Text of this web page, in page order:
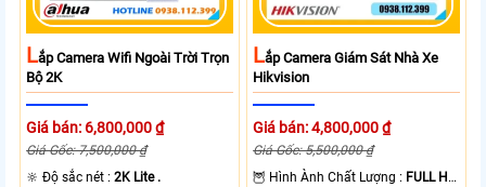
LẮp Camera Wifi Ngoài Trời Trọn
Bộ 2K
Giá bán: 6,800,000 ₫
Giá Gốc: 7,500,000 ₫
🔆 Độ sắc nét :2K Lite .
LẮp Camera Giám Sát Nhà Xe
Hikvision
Giá bán: 4,800,000 ₫
Giá Gốc: 5,500,000 ₫
🦉 Hình Ành Chất Lượng : FULL HD